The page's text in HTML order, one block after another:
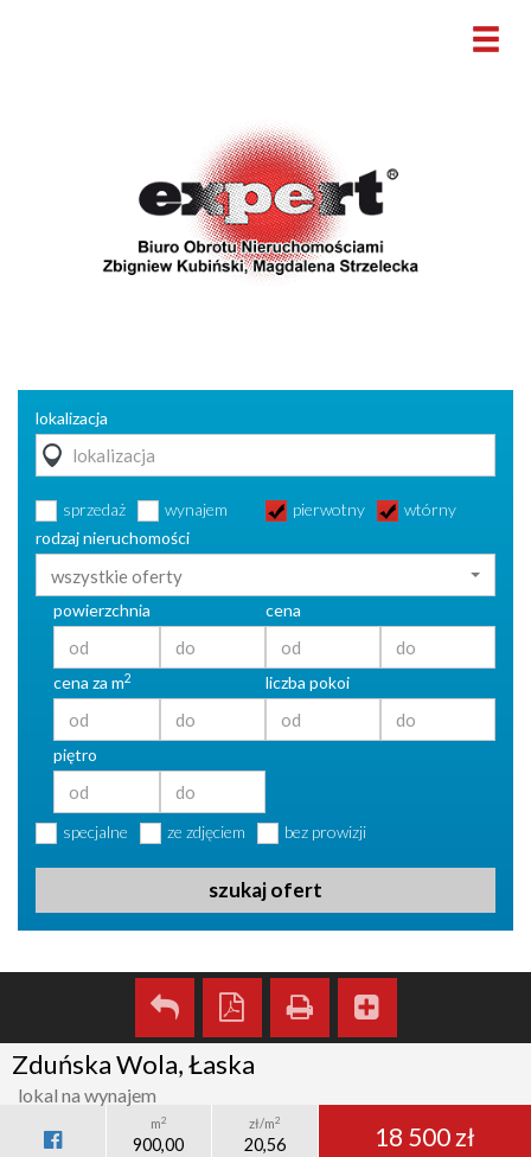
lokalizacja
sprzedaż wynajem pierwotny
wtórny
rodzaj nieruchomości
wszystkie oferty
powierzchnia cena
cena za m2 liczba pokoi
piętro
specjalne ze zdjęciem bez prowizji
szukaj ofert
Zduńska Wola, Łaska
lokal na wynajem
m2
900,00
zł/m2
20,56 18 500 zł